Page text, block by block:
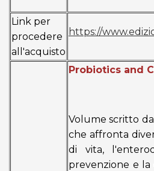
Link per
procedere
all'acquisto
https://
Probiotics and
Volume scritto
che affronta
di vita,
prevenzione e